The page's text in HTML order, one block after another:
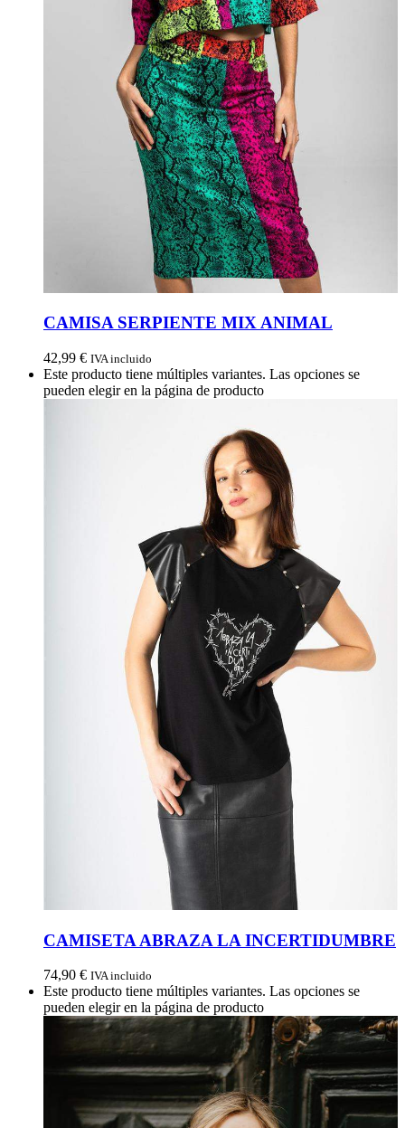
CAMISA SERPIENTE MIX ANIMAL
42,99 € IVA incluido
Este producto tiene múltiples variantes. Las opciones se
pueden elegir en la página de producto
CAMISETA ABRAZA LA INCERTIDUMBRE
74,90 € IVA incluido
Este producto tiene múltiples variantes. Las opciones se
pueden elegir en la página de producto